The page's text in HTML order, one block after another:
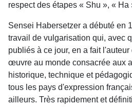
respect des étapes « Shu », « Ha
Sensei Habersetzer a débuté en
travail de vulgarisation qui, avec
publiés à ce jour, en a fait
œuvre au monde consacrée aux
historique, technique et
tous les pays d'expression
ailleurs. Très rapidement et